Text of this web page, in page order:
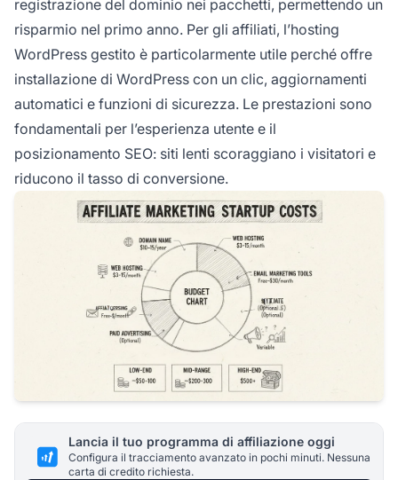
registrazione del dominio nei pacchetti, permettendo un
risparmio nel primo anno. Per gli affiliati, l’hosting
WordPress gestito è particolarmente utile perché offre
installazione di WordPress con un clic, aggiornamenti
automatici e funzioni di sicurezza. Le prestazioni sono
fondamentali per l’esperienza utente e il
posizionamento SEO: siti lenti scoraggiano i visitatori e
riducono il tasso di conversione.
Lancia il tuo programma di affiliazione oggi
Configura il tracciamento avanzato in pochi minuti. Nessuna
carta di credito richiesta.